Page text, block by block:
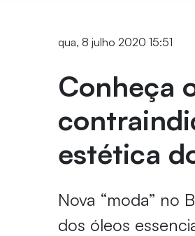
qua, 8 julho 2020 15:51
Conheça
estética
Nova “moda” no
dos óleos